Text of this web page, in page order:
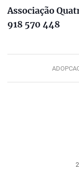
Associação
918 570 448